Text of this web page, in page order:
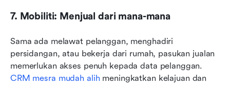
7. Mobiliti: Menjual dari mana-mana
Sama ada melawat pelanggan, menghadiri
persidangan, atau bekerja dari rumah, pasukan jualan
CRM mesra mudah alih meningkatkan kelajuan dan